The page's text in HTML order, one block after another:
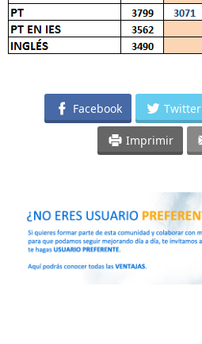
Facebook Twitter
Imprimir